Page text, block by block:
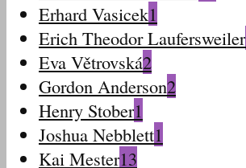
Erhard Vasicek1
Erich Theodor Laufersweiler
Eva Větrovská2
Gordon Anderson2
Henry Stober1
Joshua Nebblett1
Kai Mester13